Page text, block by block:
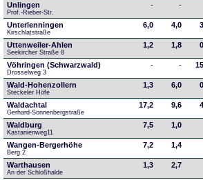
Unlingen
Prof.-Rieber-Str.
- -
Unterlenningen
Kirschlatstraße
6,0 4,0
Uttenweiler-Ahlen
Seekircher Straße 8
1,2 1,8
Vöhringen (Schwarzwald)
Drosselweg 3
- -
Wald-Hohenzollern
Steckeler Höfe
1,3 6,0
Waldachtal
Gerhard-Sonnenbergstraße
17,2 9,6
Waldburg
Kastanienweg11
7,5 1,0
Wangen-Bergerhöhe
Berg 2
7,2 1,4
Warthausen
An der Schloßhalde
1,3 2,7